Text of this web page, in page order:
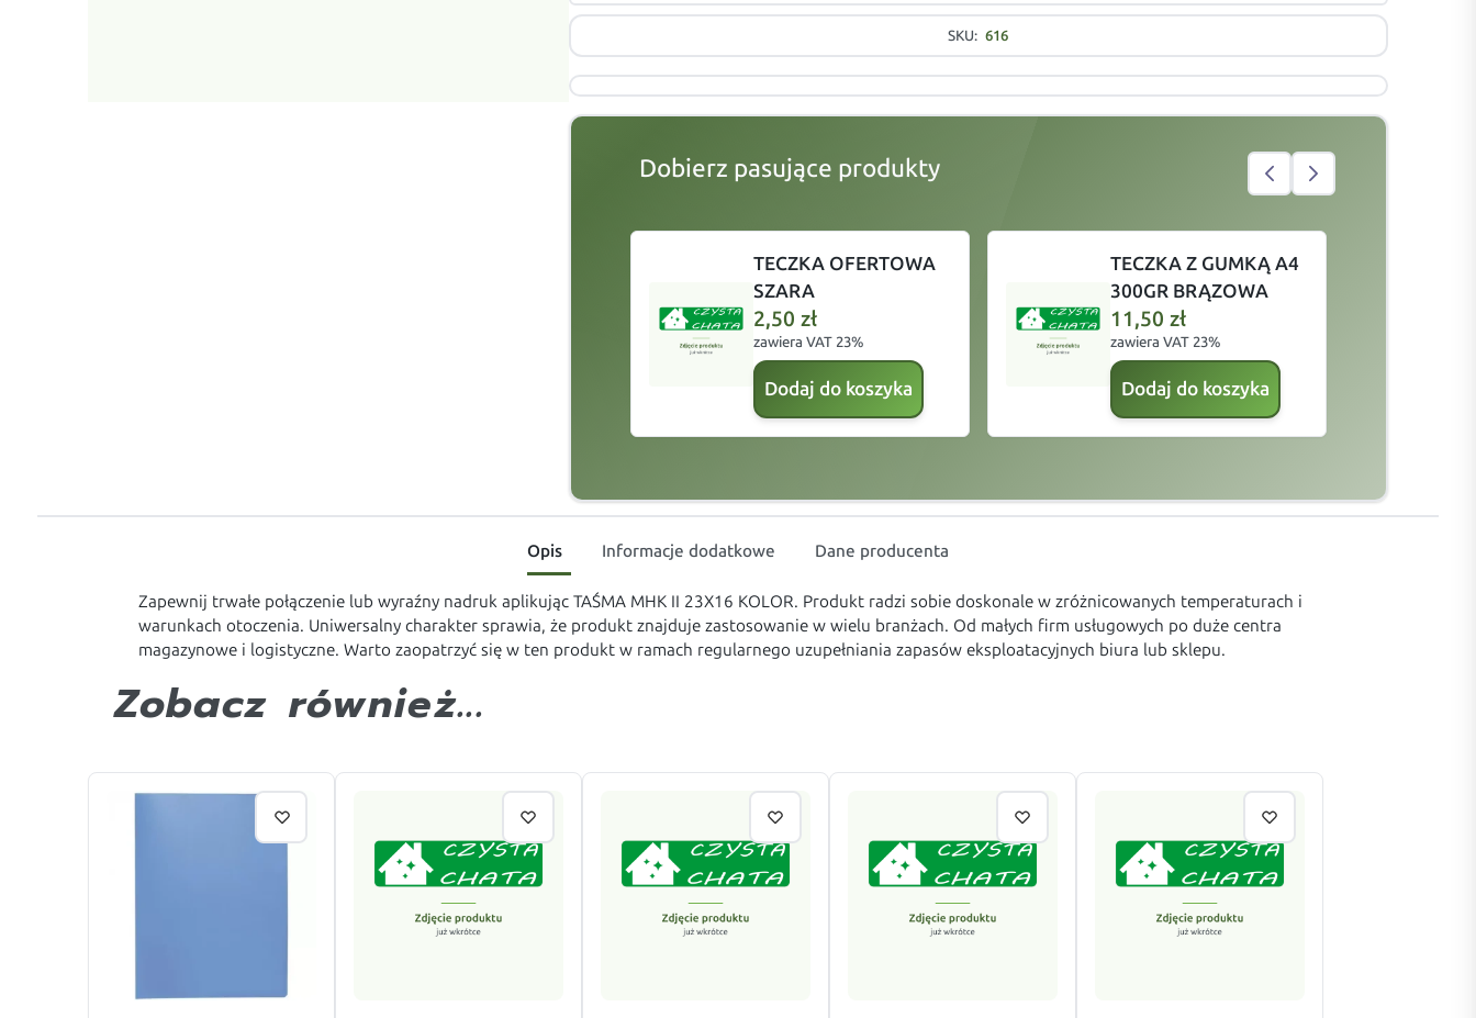
SKU: 616
Dobierz pasujące produkty
slide
TECZKA OFERTOWA
SZARA
2,50zł
zawiera VAT 23%
Dodaj do koszyka
TECZKA Z GUMKĄ A4
300GR BRĄZOWA
11,50 zł
zawiera VAT 23%
Dodaj do koszyka
Opis Informacje dodatkowe Dane producenta
Zapewnij trwałe połączenie lub wyraźny nadruk aplikując TAŚMA MHK II 23X16 KOLOR. Produkt radzi sobie doskonale w zróżnicowanych temperaturach i
warunkach otoczenia. Uniwersalny charakter sprawia, że produkt znajduje zastosowanie w wielu branżach. Od małych firm usługowych po duże centra
magazynowe i logistyczne. Warto zaopatrzyć się w ten produkt w ramach regularnego uzupełniania zapasów eksploatacyjnych biura lub sklepu.
Zobacz również...